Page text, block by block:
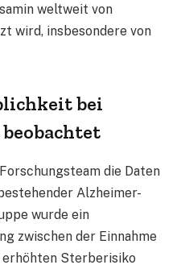
weltweit von
wird, insbesondere von
bei
die Daten
Alzheimer-
wurde ein
zwischen der Einnahme
erhöhten Sterberisiko